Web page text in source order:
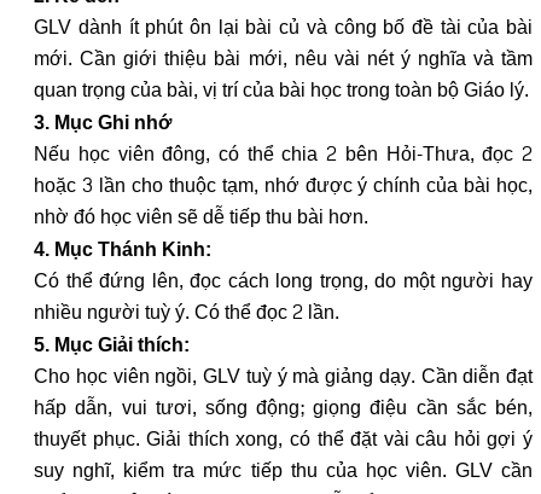
GLV dành ít phút ôn lại bài củ và công bố đề tài của bài
mới. Cần giới thiệu bài mới, nêu vài nét ý nghĩa và tầm
quan trọng của bài, vị trí của bài học trong toàn bộ Giáo lý.
3. Mục Ghi nhớ
Nếu học viên đông, có thể chia 2 bên Hỏi-Thưa, đọc 2
hoặc 3 lần cho thuộc tạm, nhớ được ý chính của bài học,
nhờ đó học viên sẽ dễ tiếp thu bài hơn.
4. Mục Thánh Kinh:
Có thể đứng lên, đọc cách long trọng, do một người hay
nhiều người tuỳ ý. Có thể đọc 2 lần.
5. Mục Giải thích:
Cho học viên ngồi, GLV tuỳ ý mà giảng dạy. Cần diễn đạt
hấp dẫn, vui tươi, sống động; giọng điệu cần sắc bén,
thuyết phục. Giải thích xong, có thể đặt vài câu hỏi gợi ý
suy nghĩ, kiểm tra mức tiếp thu của học viên. GLV cần